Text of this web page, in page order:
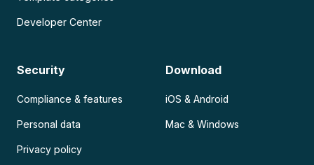
Developer Center
Security
Compliance & features
Personal data
Privacy policy
Download
iOS & Android
Mac & Windows